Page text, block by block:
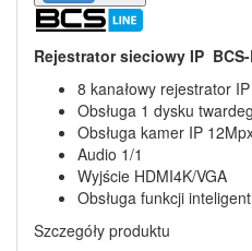
Rejestrator sieciowy IP BCS-
8 kanałowy rejestrator IP
Obsługa 1 dysku
Obsługa kamer IP
Audio 1/1
Wyjście HDMI4K/VGA
Obsługa funkcji
Szczegóły produktu